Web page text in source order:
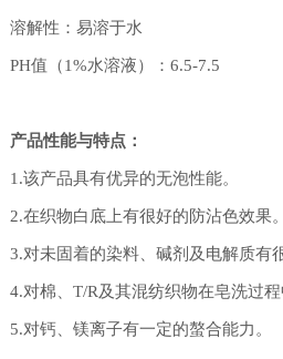
溶解性：易溶于水
PH值（1%水溶液）：6.5-7.5
产品性能与特点：
1.该产品具有优异的无泡性能。
2.在织物白底上有很好的防沾色效果。
3.对未固着的染料、碱剂及电解质有
4.对棉、T/R及其混纺织物在皂洗过
5.对钙、镁离子有一定的螯合能力。